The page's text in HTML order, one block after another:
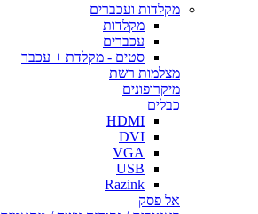
מקלדות ועכברים
מקלדות
עכברים
סטים - מקלדת + עכבר
מצלמות רשת
מיקרופונים
כבלים
HDMI
DVI
VGA
USB
Razink
אל פסק